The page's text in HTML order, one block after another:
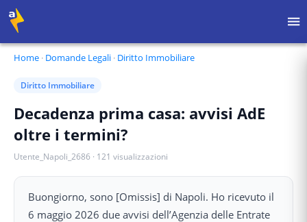
Home · Domande Legali · Diritto Immobiliare
Diritto Immobiliare
Decadenza prima casa: avvisi AdE
oltre i termini?
Utente_Napoli_2686 · 121 visualizzazioni
Buongiorno, sono [Omissis] di Napoli. Ho ricevuto il
6 maggio 2026 due avvisi dell’Agenzia delle Entrate